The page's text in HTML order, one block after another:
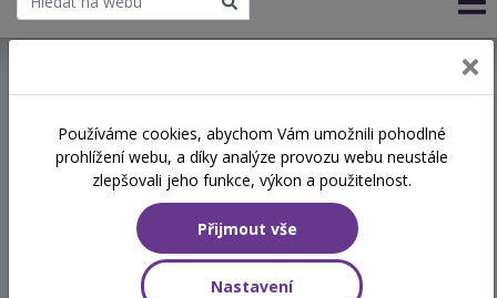
Úvod do práce s klienty v
multisenzorickém prostředí
(snoezelen)
Používáme cookies, abychom Vám umožnili pohodlné
prohlížení webu, a díky analýze provozu webu neustále
zlepšovali jeho funkce, výkon a použitelnost.
Přijmout vše
Nastavení